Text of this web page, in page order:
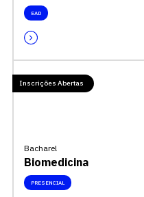
EAD
Inscrições Abertas
Bacharel
Biomedicina
PRESENCIAL